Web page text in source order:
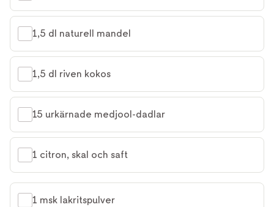
1,5 dl naturell mandel
1,5 dl riven kokos
15 urkärnade medjool-dadlar
1 citron, skal och saft
1 msk lakritspulver